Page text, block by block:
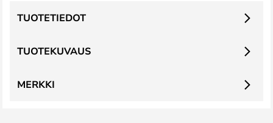
TUOTEKUVAUS
TUOTETIEDOT
MERKKI